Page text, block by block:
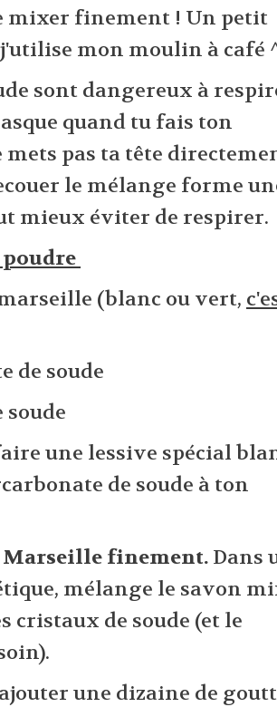
mixer finement ! Un petit
mon moulin à café
sont dangereux à
quand tu fais ton
pas ta tête
le mélange forme
mieux éviter de respirer.
(blanc ou vert,
de soude
soude
une lessive spécial
de soude à ton
Marseille finement. Dans
mélange le savon
cristaux de soude (et le
une dizaine de